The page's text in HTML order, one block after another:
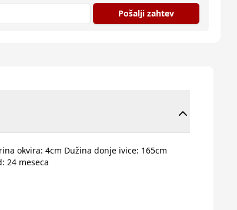
Pošalji zahtev
okvira: 4cm Dužina donje ivice: 165cm
24 meseca